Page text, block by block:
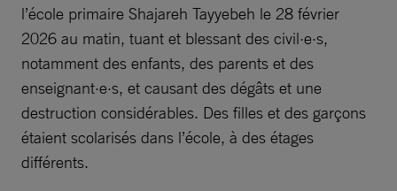
l’école primaire Shajareh Tayyebeh le 28 février
2026 au matin, tuant et blessant des civil·e·s,
notamment des enfants, des parents et des
enseignant·e·s, et causant des dégâts et une
destruction considérables. Des filles et des garçons
étaient scolarisés dans l’école, à des étages
différents.